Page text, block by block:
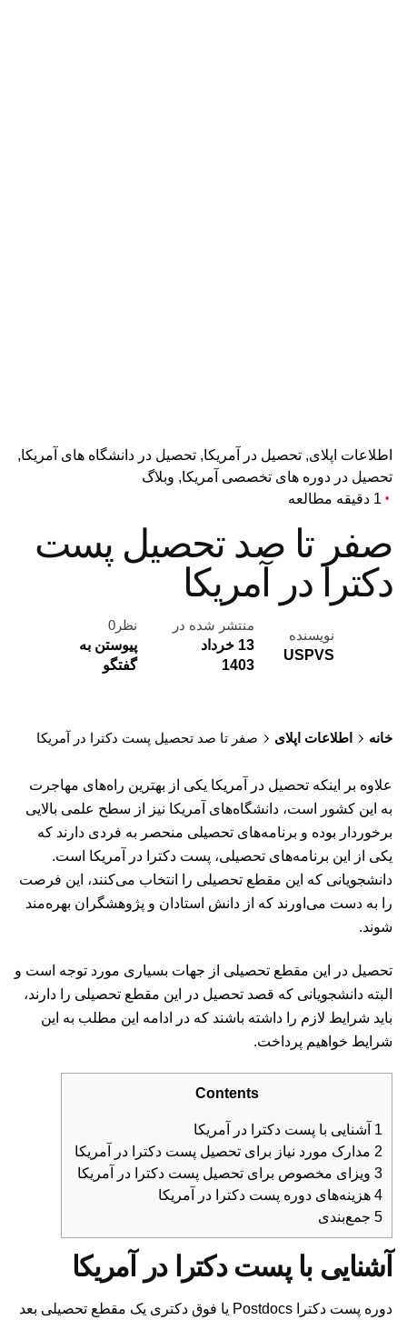
اطلاعات اپلای تحصیل در آمریکا تحصیل در دانشگاه های آمریکا
تحصیل در دوره های تخصصی آمریکا وبلاگ
1 دقیقه مطالعه
صفر تا صد تحصیل پست
دکترا در آمریکا
نویسنده
USPVS
منتشر شده در
13 خرداد
1403
نظر0
پیوستن به
گفتگو
خانه اطلاعات اپلای صفر تا صد تحصیل پست دکترا در آمریکا
علاوه بر اینکه تحصیل در آمریکا یکی از بهترین راه‌های مهاجرت
به این کشور است، دانشگاه‌های آمریکا نیز از سطح علمی بالایی
برخوردار بوده و برنامه‌های تحصیلی منحصر به فردی دارند که
یکی از این برنامه‌های تحصیلی، پست دکترا در آمریکا است.
دانشجویانی که این مقطع تحصیلی را انتخاب می‌کنند، این فرصت
را به دست می‌اورند که از دانش استادان و پژوهشگران بهره‌مند
شوند.
تحصیل در این مقطع تحصیلی از جهات بسیاری مورد توجه است و
البته دانشجویانی که قصد تحصیل در این مقطع تحصیلی را دارند،
باید شرایط لازم را داشته باشند که در ادامه این مطلب به این
شرایط خواهیم پرداخت.
Contents
1 آشنایی با پست دکترا در آمریکا
2 مدارک مورد نیاز برای تحصیل پست دکترا در آمریکا
3 ویزای مخصوص برای تحصیل پست دکترا در آمریکا
4 هزینه‌های دوره پست دکترا در آمریکا
5 جمع‌بندی
آشنایی با پست دکترا در آمریکا
دوره پست دکترا Postdocs یا فوق دکتری یک مقطع تحصیلی بعد